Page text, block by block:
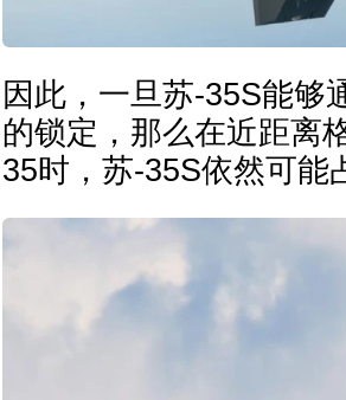
因此，一旦苏-35S能够
的锁定，那么在近距离
35时，苏-35S依然可能